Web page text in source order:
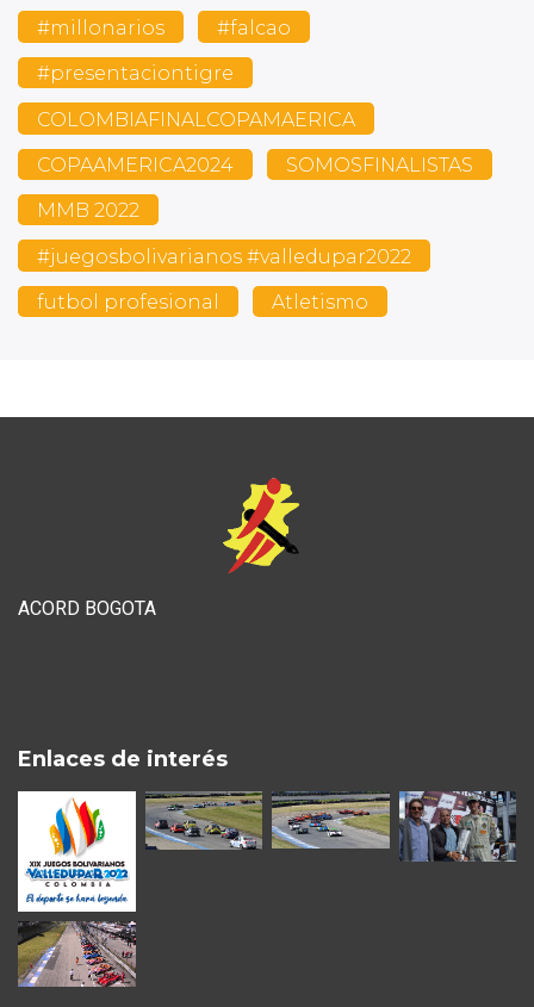
#millonarios #falcao
#presentaciontigre
COLOMBIAFINALCOPAMAERICA
COPAAMERICA2024 SOMOSFINALISTAS
MMB 2022
#juegosbolivarianos #valledupar2022
futbol profesional Atletismo
ACORD BOGOTA
Enlaces de interés